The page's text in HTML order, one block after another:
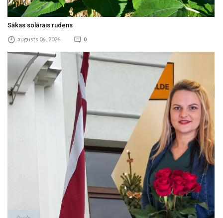
Sākas solārais rudens
augusts 06 , 2026 0